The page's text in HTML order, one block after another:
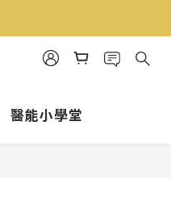
醫能小學堂